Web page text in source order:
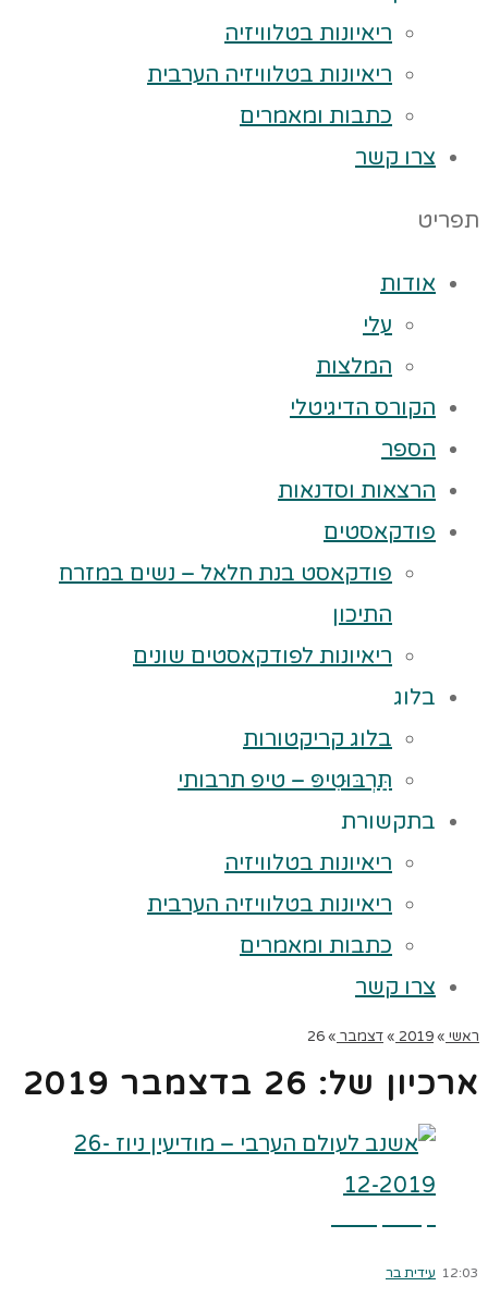
ריאיונות בטלוויזיה
ריאיונות בטלוויזיה הערבית
כתבות ומאמרים
צרו קשר
תפריט
אודות
עלי
המלצות
הקורס הדיגיטלי
הספר
הרצאות וסדנאות
פודקאסטים
פודקאסט בנת חלאל – נשים במזרח
התיכון
ריאיונות לפודקאסטים שונים
בלוג
בלוג קריקטורות
תַּרְבּוּטִיפּ – טיפ תרבותי
בתקשורת
ריאיונות בטלוויזיה
ריאיונות בטלוויזיה הערבית
כתבות ומאמרים
צרו קשר
ראשי »
2019
»דצמבר »
26
ארכיון של: 26 בדצמבר 2019
12:03 עידית בר